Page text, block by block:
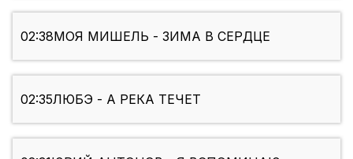
02:38МОЯ МИШЕЛЬ - ЗИМА В СЕРДЦЕ
02:35ЛЮБЭ - А РЕКА ТЕЧЕТ